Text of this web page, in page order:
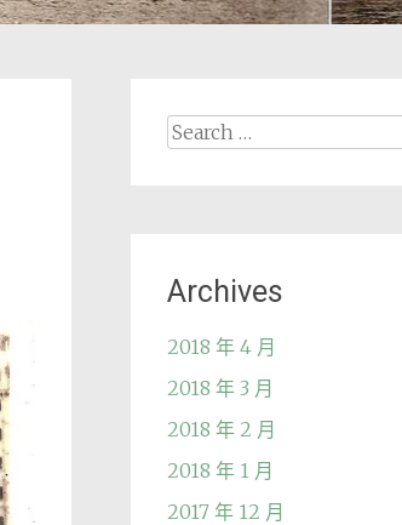
Search
Archives
2018 年 4 月
2018 年 3 月
2018 年 2 月
2018 年 1 月
2017 年 12 月